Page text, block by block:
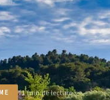
11 min de lecture